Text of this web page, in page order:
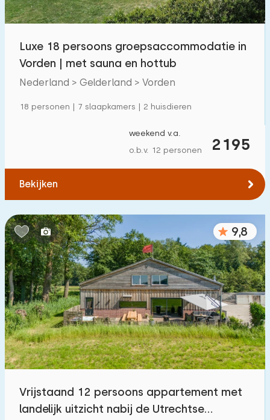
Afstanden
Tot zee (max. aantal km)
Tot bos(max. aantal km):
10 20
1 2
Tot openbaar vervoer(max. aantal km)
0,2 0,5 1 2 5
Accommodatie
Niet op vakantiepark 159
Op vakantiepark 312
Vrijstaande woning
Vakantieboerderij
Luxe 18 persoons groepsaccommodatie in
Vorden | met sauna en hottub
Nederland > Gelderland > Vorden
18 personen | 7 slaapkamers | 2 huisdieren
2195
weekend v.a.
o.b.v. 12 personen
Bekijken
9,8
Vrijstaand 12 persoons appartement met
landelijk uitzicht nabij de Utrechtse